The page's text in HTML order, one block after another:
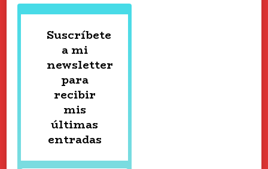
Suscríbete
a mi
newsletter
para
recibir
mis
últimas
entradas